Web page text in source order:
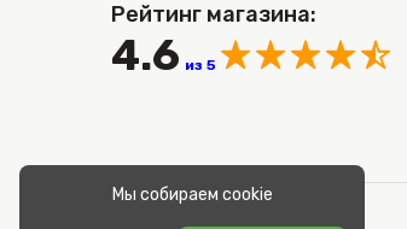
Рейтинг магазина:
4.6 из 5
Мы собираем cookie